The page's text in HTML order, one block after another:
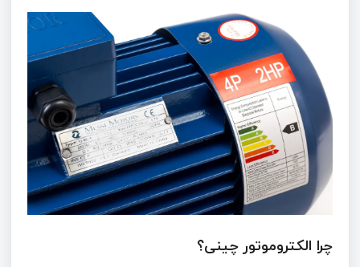
چرا الکتروموتور چینی؟